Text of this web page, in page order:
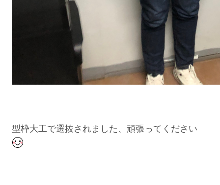
型枠大工で選抜されました、頑張ってください